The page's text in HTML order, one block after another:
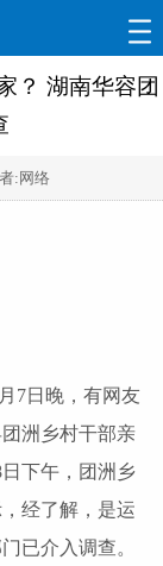
？ 湖南华容团
:网络
7日晚，有网友
洲乡村干部亲
下午，团洲乡
经了解，是运
已介入调查。